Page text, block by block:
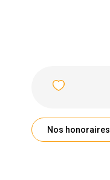
Nos honoraires